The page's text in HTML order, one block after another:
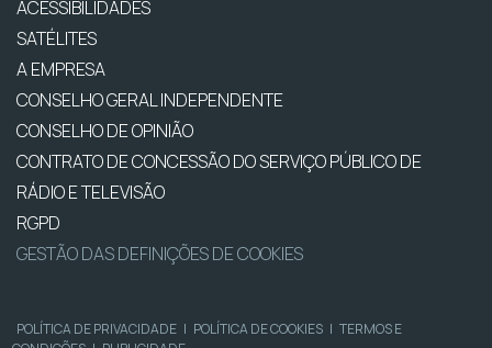
ACESSIBILIDADES
SATÉLITES
A EMPRESA
CONSELHO GERAL INDEPENDENTE
CONSELHO DE OPINIÃO
CONTRATO DE CONCESSÃO DO SERVIÇO PÚBLICO DE
RÁDIO E TELEVISÃO
RGPD
GESTÃO DAS DEFINIÇÕES DE COOKIES
POLÍTICA DE PRIVACIDADE | POLÍTICA DE COOKIES | TERMOS E